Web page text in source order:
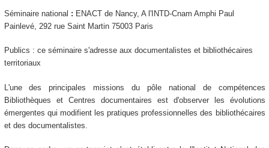
Séminaire national : ENACT de Nancy, A l'INTD-Cnam Amphi Paul
Painlevé, 292 rue Saint Martin 75003 Paris
Publics : ce séminaire s'adresse aux documentalistes et bibliothécaires
territoriaux
L'une des principales missions du pôle national de compétences
Bibliothèques et Centres documentaires est d'observer les évolutions
émergentes qui modifient les pratiques professionnelles des bibliothécaires
et des documentalistes.